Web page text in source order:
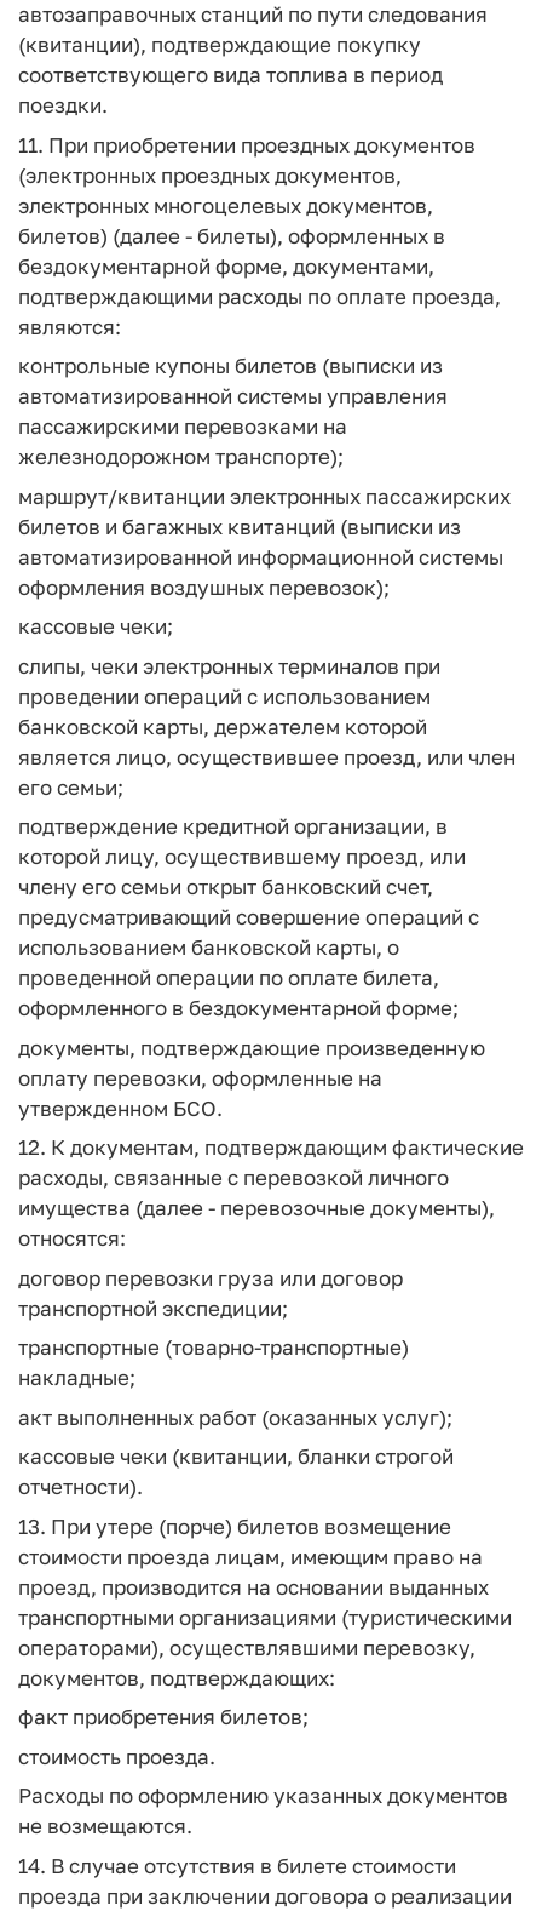
автозаправочных станций по пути следования
(квитанции), подтверждающие покупку
соответствующего вида топлива в период
поездки.
11. При приобретении проездных документов
(электронных проездных документов,
электронных многоцелевых документов,
билетов) (далее - билеты), оформленных в
бездокументарной форме, документами,
подтверждающими расходы по оплате проезда,
являются:
контрольные купоны билетов (выписки из
автоматизированной системы управления
пассажирскими перевозками на
железнодорожном транспорте);
маршрут/квитанции электронных пассажирских
билетов и багажных квитанций (выписки из
автоматизированной информационной системы
оформления воздушных перевозок);
кассовые чеки;
слипы, чеки электронных терминалов при
проведении операций с использованием
банковской карты, держателем которой
является лицо, осуществившее проезд, или член
его семьи;
подтверждение кредитной организации, в
которой лицу, осуществившему проезд, или
члену его семьи открыт банковский счет,
предусматривающий совершение операций с
использованием банковской карты, о
проведенной операции по оплате билета,
оформленного в бездокументарной форме;
документы, подтверждающие произведенную
оплату перевозки, оформленные на
утвержденном БСО.
12. К документам, подтверждающим фактические
расходы, связанные с перевозкой личного
имущества (далее - перевозочные документы),
относятся:
договор перевозки груза или договор
транспортной экспедиции;
транспортные (товарно-транспортные)
накладные;
акт выполненных работ (оказанных услуг);
кассовые чеки (квитанции, бланки строгой
отчетности).
13. При утере (порче) билетов возмещение
стоимости проезда лицам, имеющим право на
проезд, производится на основании выданных
транспортными организациями (туристическими
операторами), осуществлявшими перевозку,
документов, подтверждающих:
факт приобретения билетов;
стоимость проезда.
Расходы по оформлению указанных документов
не возмещаются.
14. В случае отсутствия в билете стоимости
проезда при заключении договора о реализации